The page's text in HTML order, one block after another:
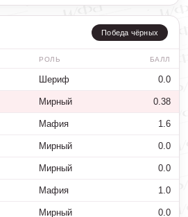
Победа чёрных
РОЛЬ БАЛЛ
Шериф 0.0
Мирный 0.38
Мафия 1.6
Мирный 0.0
Мирный 0.0
Мафия 1.0
Мирный 0.0